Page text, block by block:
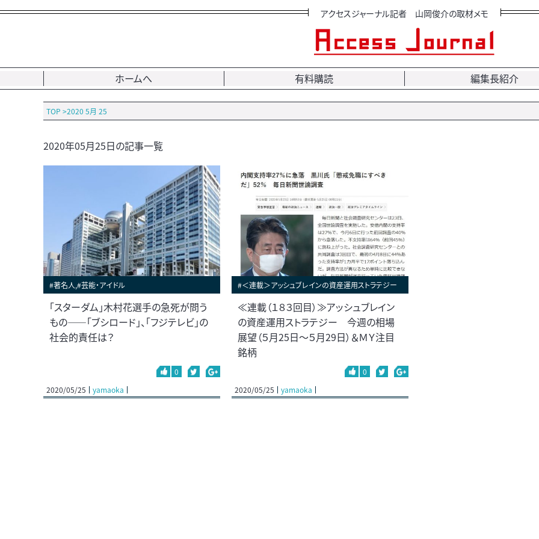
アクセスジャーナル記者 山岡俊介の取材メモ
ホームへ 有料購読 編集長紹介
TOP >2020 5月 25
2020年05月25日の記事一覧
#著名人,#芸能・アイドル
「スターダム」木村花選手の急死が問う
もの――「ブシロード」、「フジテレビ」の
社会的責任は？
0
2020/05/25
yamaoka
#＜連載＞アッシュブレインの資産運用ストラテジー
≪連載（１８３回目）≫アッシュブレイン
の資産運用ストラテジー 今週の相場
展望（５月25日～５月29日）＆ＭＹ注目
銘柄
0
2020/05/25
yamaoka